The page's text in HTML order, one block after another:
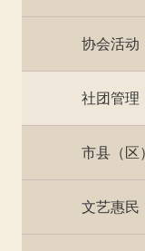
协会活动
社团管理
市县（区
文艺惠民